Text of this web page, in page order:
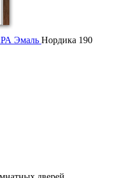
Эмаль Нордика 190